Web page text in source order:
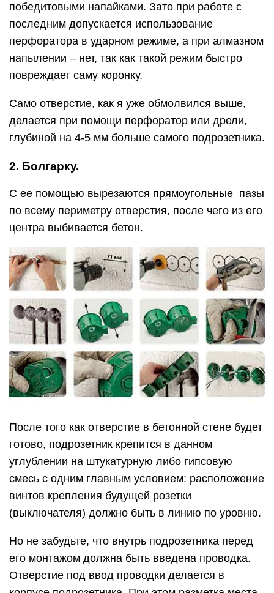
победитовыми напайками. Зато при работе с
последним допускается использование
перфоратора в ударном режиме, а при алмазном
напылении – нет, так как такой режим быстро
повреждает саму коронку.
Само отверстие, как я уже обмолвился выше,
делается при помощи перфоратор или дрели,
глубиной на 4-5 мм больше самого подрозетника.
2. Болгарку.
С ее помощью вырезаются прямоугольные пазы
по всему периметру отверстия, после чего из его
центра выбивается бетон.
После того как отверстие в бетонной стене будет
готово, подрозетник крепится в данном
углублении на штукатурную либо гипсовую
смесь с одним главным условием: расположение
винтов крепления будущей розетки
(выключателя) должно быть в линию по уровню.
Но не забудьте, что внутрь подрозетника перед
его монтажом должна быть введена проводка.
Отверстие под ввод проводки делается в